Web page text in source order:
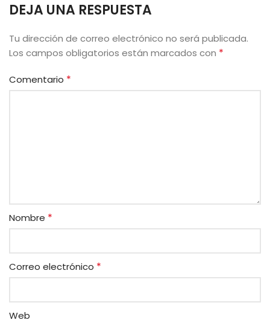
DEJA UNA RESPUESTA
Tu dirección de correo electrónico no será publicada.
Los campos obligatorios están marcados con *
Comentario *
Nombre *
Correo electrónico *
Web